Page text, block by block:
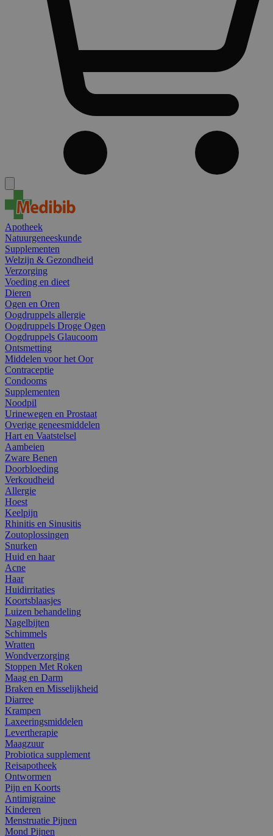
Apotheek
Natuurgeneeskunde
Supplementen
Welzijn & Gezondheid
Verzorging
Voeding en dieet
Dieren
Ogen en Oren
Oogdruppels allergie
Oogdruppels Droge Ogen
Oogdruppels Glaucoom
Ontsmetting
Middelen voor het Oor
Contraceptie
Condooms
Supplementen
Noodpil
Urinewegen en Prostaat
Overige geneesmiddelen
Hart en Vaatstelsel
Aambeien
Zware Benen
Doorbloeding
Verkoudheid
Allergie
Hoest
Keelpijn
Rhinitis en Sinusitis
Zoutoplossingen
Snurken
Huid en haar
Acne
Haar
Huidirritaties
Koortsblaasjes
Luizen behandeling
Nagelbijten
Schimmels
Wratten
Wondverzorging
Stoppen Met Roken
Maag en Darm
Braken en Misselijkheid
Diarree
Krampen
Laxeeringsmiddelen
Levertherapie
Maagzuur
Probiotica supplement
Reisapotheek
Ontwormen
Pijn en Koorts
Antimigraine
Kinderen
Menstruatie Pijnen
Mond Pijnen